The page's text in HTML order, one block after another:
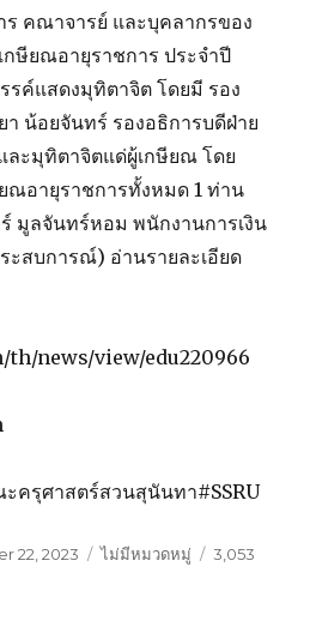
คณาจารย์ และบุคลากรของ
ษียณอายุราชการ ประจำปี
รค์แสดงมุทิตาจิต โดยมี รอง
น้อยจันทร์ รองอธิการบดีฝ่าย
ละมุทิตาจิตแด่ผู้เกษียณ โดย
ณอายุราชการทั้งหมด 1 ท่าน
มูลจันทร์หอม พนักงานการเงิน
สบการณ์) อ่านรายละเอียด
th/news/view/edu220966
ครุศาสตร์สวนสุนันทา#SSRU
22, 2023 Categories
ไม่มีหมวดหมู่
3,053